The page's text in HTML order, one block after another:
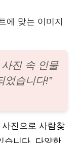
에 맞는 이미지
진 속 인물
었습니다!”
진으로 사람찾